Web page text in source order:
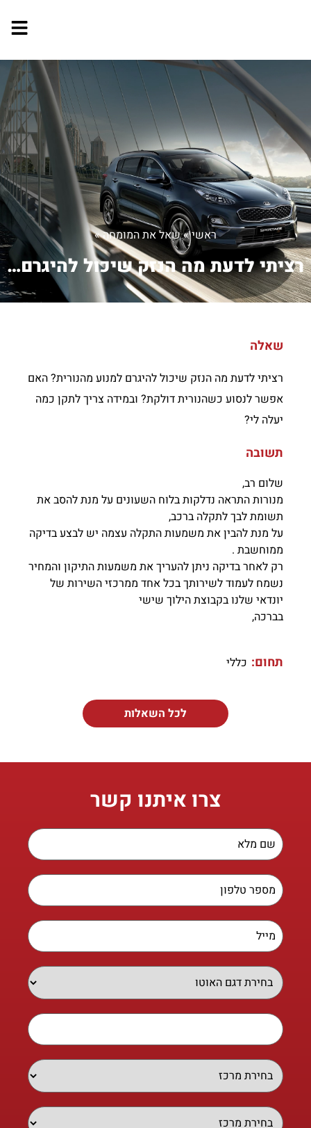
ראשי»שאל את המומחה»
רציתי לדעת מה הנזק שיכול להיגרם למנוע...
שאלה
רציתי לדעת מה הנזק שיכול להיגרם למנוע מהנורית? האם
אפשר לנסוע כשהנורית דולקת? ובמידה צריך לתקן כמה
יעלה לי?
תשובה
שלום רב,
מנורות התראה נדלקות בלוח השעונים על מנת להסב את
תשומת לבך לתקלה ברכב,
על מנת להבין את משמעות התקלה עצמה יש לבצע בדיקה
ממוחשבת .
רק לאחר בדיקה ניתן להעריך את משמעות התיקון והמחיר
נשמח לעמוד לשירותך בכל אחד ממרכזי השירות של
יונדאי שלנו בקבוצת הילוך שישי
בברכה,
תחום: כללי
לכל השאלות
צרו איתנו קשר